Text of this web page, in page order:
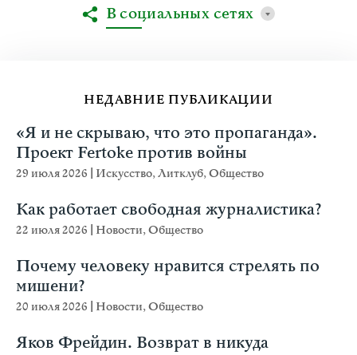
НЕДАВНИЕ ПУБЛИКАЦИИ
«Я и не скрываю, что это пропаганда».
Проект Fertoke против войны
29 июля 2026 Искусство,Литклуб,Общество
Как работает свободная журналистика?
22 июля 2026 Новости,Общество
Почему человеку нравится стрелять по
мишени?
20 июля 2026 Новости,Общество
Яков Фрейдин. Возврат в никуда
В социальных сетях